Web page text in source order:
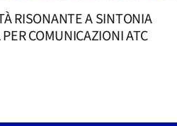
RISONANTE A SINTONIA
COMUNICAZIONI ATC